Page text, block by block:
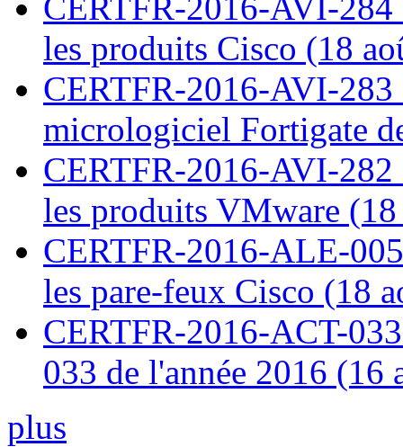
les produits Cisco (18
CERTFR-2016-AVI-
micrologiciel Fortigate
CERTFR-2016-AVI-
les produits VMware
CERTFR-2016-ALE-
les pare-feux Cisco (18
CERTFR-2016-ACT-
033 de l'année 2016 (16
plus